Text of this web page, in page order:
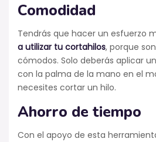
Comodidad
Tendrás que hacer un esfuerzo
a utilizar tu cortahilos, porque
cómodos. Solo deberás aplicar
con la palma de la mano en el
necesites cortar un hilo.
Ahorro de tiempo
Con el apoyo de esta